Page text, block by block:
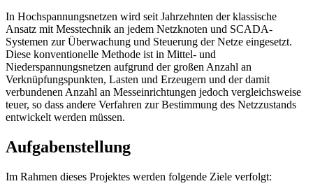
In Hochspannungsnetzen wird seit Jahrzehnten der klassische
Ansatz mit Messtechnik an jedem Netzknoten und SCADA-
Systemen zur Überwachung und Steuerung der Netze eingesetzt.
Diese konventionelle Methode ist in Mittel- und
Niederspannungsnetzen aufgrund der großen Anzahl an
Verknüpfungspunkten, Lasten und Erzeugern und der damit
verbundenen Anzahl an Messeinrichtungen jedoch vergleichsweise
teuer, so dass andere Verfahren zur Bestimmung des Netzzustands
entwickelt werden müssen.
Aufgabenstellung
Im Rahmen dieses Projektes werden folgende Ziele verfolgt: